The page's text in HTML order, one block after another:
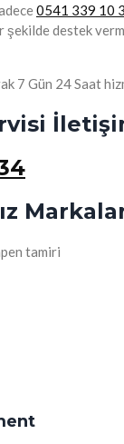
0541 339 10
şekilde destek
7 Gün 24 Saat